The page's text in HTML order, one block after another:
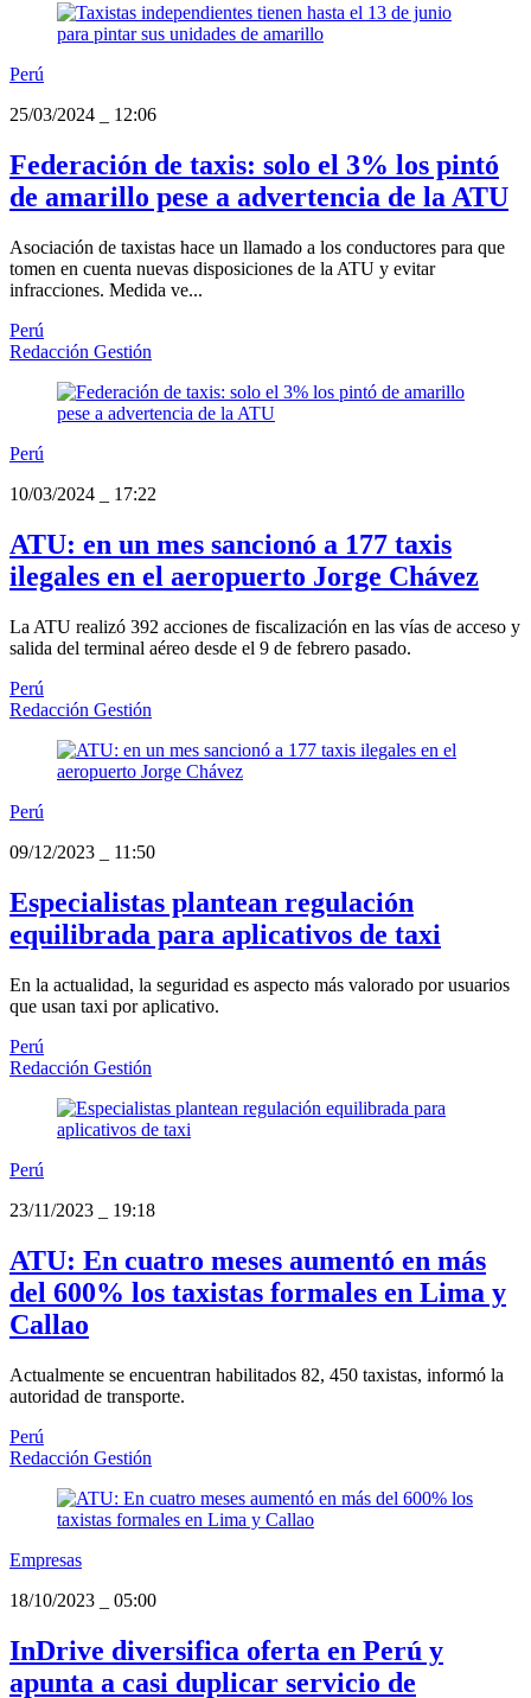
Perú
25/03/2024
12:06
Federación de taxis: solo el 3% los pintó
de amarillo pese a advertencia de la ATU
Asociación de taxistas hace un llamado a los conductores para que
tomen en cuenta nuevas disposiciones de la ATU y evitar
infracciones. Medida ve...
Perú
Redacción Gestión
Perú
10/03/2024
17:22
ATU: en un mes sancionó a 177 taxis
ilegales en el aeropuerto Jorge Chávez
La ATU realizó 392 acciones de fiscalización en las vías de acceso y
salida del terminal aéreo desde el 9 de febrero pasado.
Perú
Redacción Gestión
Perú
09/12/2023
11:50
Especialistas plantean regulación
equilibrada para aplicativos de taxi
En la actualidad, la seguridad es aspecto más valorado por usuarios
que usan taxi por aplicativo.
Perú
Redacción Gestión
Perú
23/11/2023
19:18
ATU: En cuatro meses aumentó en más
del 600% los taxistas formales en Lima y
Callao
Actualmente se encuentran habilitados 82, 450 taxistas, informó la
autoridad de transporte.
Perú
Redacción Gestión
Empresas
18/10/2023
05:00
InDrive diversifica oferta en Perú y
apunta a casi duplicar servicio de